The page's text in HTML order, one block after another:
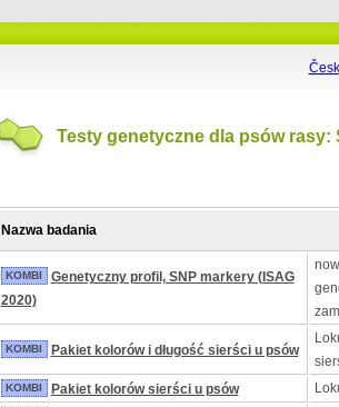
Testy genetyczne dla psów rasy:
Nazwa badania
KOMBI
Genetyczny profil, SNP markery (ISAG
2020)
KOMBI Pakiet kolorów i długość sierści u psów
KOMBI Pakiet kolorów sierści u psów